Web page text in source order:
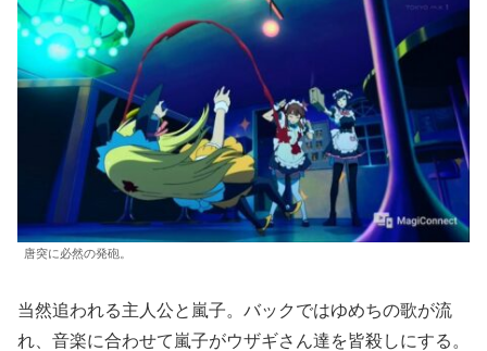
唐突に必然の発砲。
当然追われる主人公と嵐子。バックではゆめちの歌が流
れ、音楽に合わせて嵐子がウザギさん達を皆殺しにする。